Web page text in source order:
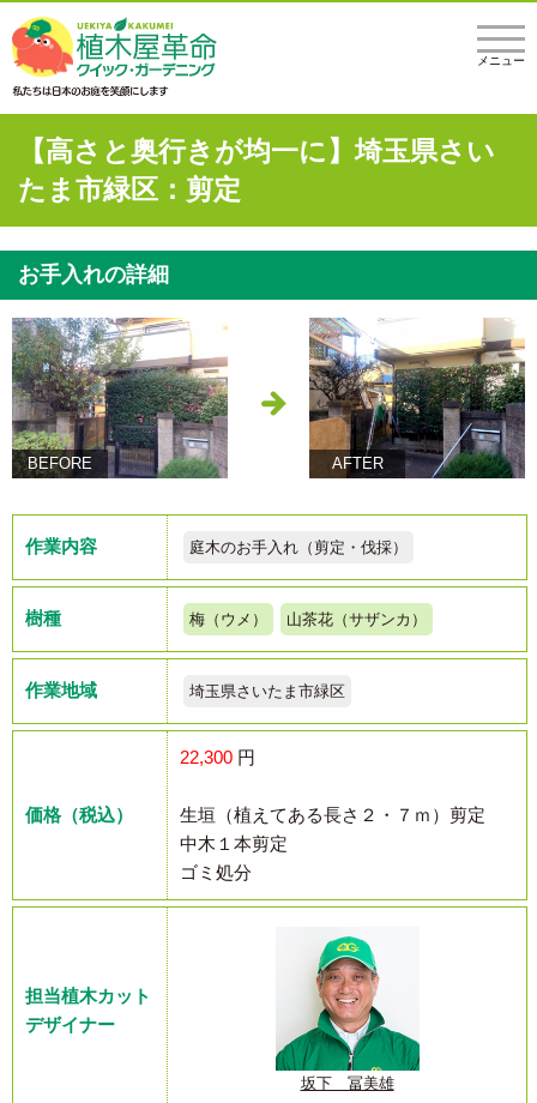
メニュー
【高さと奥行きが均一に】埼玉県さい
たま市緑区：剪定
お手入れの詳細
BEFORE AFTER
作業内容 庭木のお手入れ（剪定・伐採）
樹種 梅（ウメ） 山茶花（サザンカ）
作業地域 埼玉県さいたま市緑区
価格（税込）
22,300 円
生垣（植えてある長さ２・７ｍ）剪定
中木１本剪定
ゴミ処分
担当植木カット
デザイナー
坂下 冨美雄